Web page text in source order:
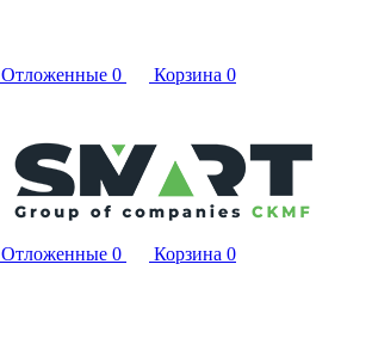
Отложенные 0 Корзина 0
Отложенные 0 Корзина 0